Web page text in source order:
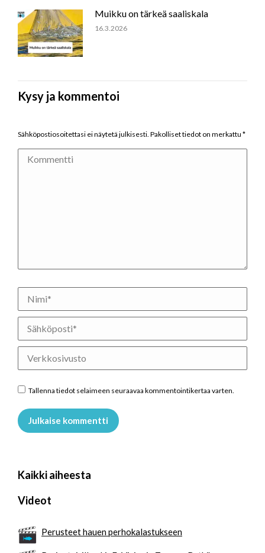
Muikku on tärkeä saaliskala
16.3.2026
Kysy ja kommentoi
Sähköpostiosoitettasi ei näytetä julkisesti. Pakolliset tiedot on merkattu *
Kommentti
Nimi *
Sähköposti *
Verkkosivusto
Tallenna tiedot selaimeen seuraavaa kommentointikertaa varten.
Julkaise kommentti
Kaikki aiheesta
Videot
Perusteet hauen perhokalastukseen